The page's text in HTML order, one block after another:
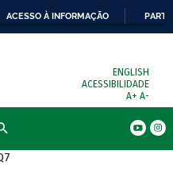
ACESSO À INFORMAÇÃO
ENGLISH
ACESSIBILIDADE
A+ A-